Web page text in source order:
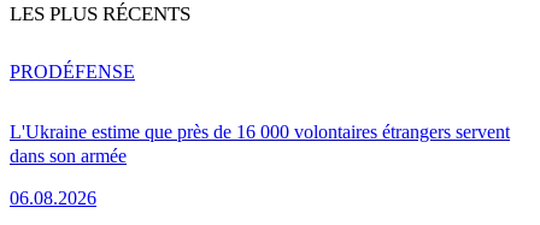
LES PLUS RÉCENTS
L'Ukraine estime que près de 16 000 volontaires étrangers servent
dans son armée
06.08.2026
PRODÉFENSE